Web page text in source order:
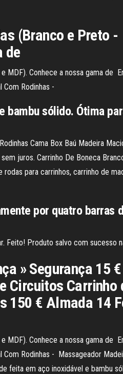
(Branco e Preto -
de
MDF). Conhece a nossa gama de
Rodinhas -
bambu sólido. Ótima
Cama Box Baú Madeira
juros. Carrinho De Boneca
para carrinhos, carrinho de
por quatro barras
Feito! Produto salvo com sucesso
» Segurança 15
Circuitos Carrinho
150 € Almada 14
MDF). Conhece a nossa gama de
Rodinhas - Massageador
feita em aço inoxidável e bambu